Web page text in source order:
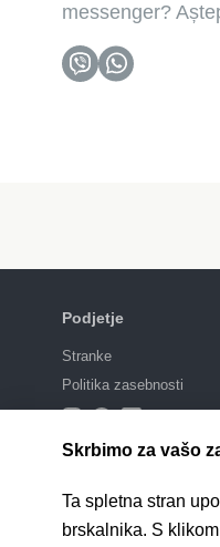
messenger?
Podjetje
Stranke
Politika zasebnosti
Skrbimo za vašo
Ta spletna stran
brskalnika. S